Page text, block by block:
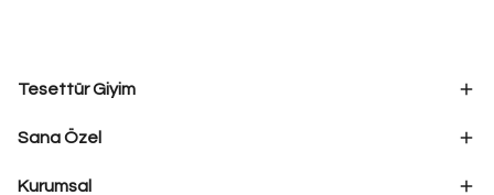
Tesettür Giyim
Sana Özel
Kurumsal